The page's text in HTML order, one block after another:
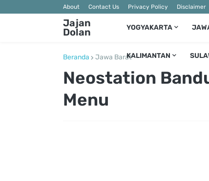
About Contact Us Privacy Policy Disclaimer
Jajan
Dolan YOGYAKARTA
KALIMANTAN
Beranda Jawa Barat
Neostation
Menu